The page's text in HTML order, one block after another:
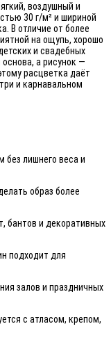
воздушный и
30 г/м² и шириной
В отличие от более
на ощупь, хорошо
и свадебных
а рисунок —
расцветка даёт
и карнавальном
без лишнего веса и
образ более
бантов и декоративных
подходит для
залов и праздничных
с атласом, крепом,